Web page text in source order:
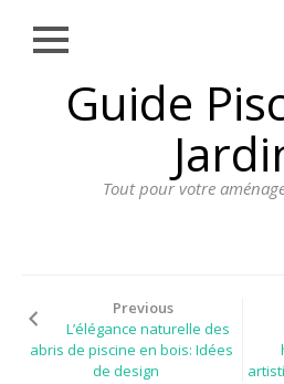
Guide
Tout pour votre
Close
AMÉNAGEMENT
EXTÉRIEUR
PLANTATIONS
REVÊTEMENT
Previous
L’élégance naturelle des
abris de piscine en bois: Idées
de design